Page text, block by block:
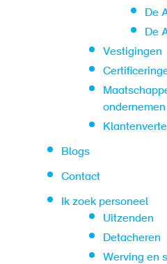
De
De
Vestigingen
ondernemen
Blogs
Contact
Ik zoek personeel
Uitzenden
Detacheren
Werving en